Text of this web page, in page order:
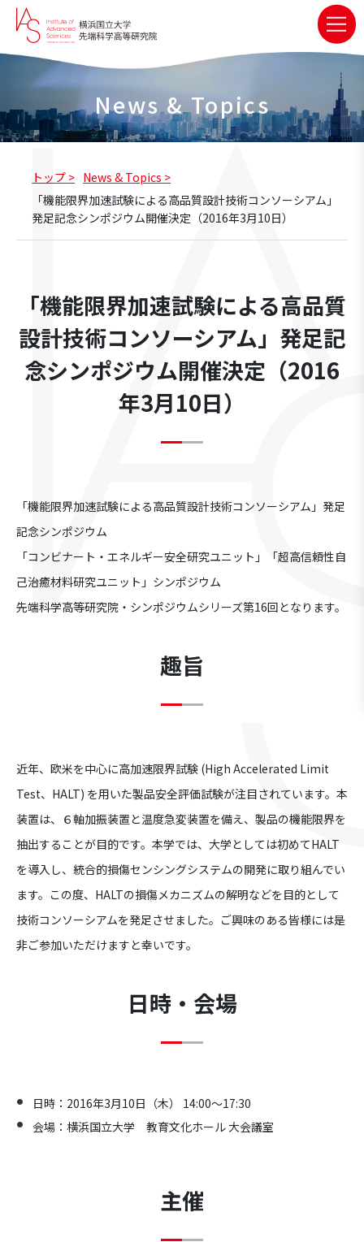
News & Topics
トップ
News & Topics
「機能限界加速試験による高品質設計技術コンソーシアム」
発足記念シンポジウム開催決定（2016年3月10日）
「機能限界加速試験による高品質
設計技術コンソーシアム」発足記
念シンポジウム開催決定（2016
年3月10日）
「機能限界加速試験による高品質設計技術コンソーシアム」発足
記念シンポジウム
「コンビナート・エネルギー安全研究ユニット」「超高信頼性自
己治癒材料研究ユニット」シンポジウム
先端科学高等研究院・シンポジウムシリーズ第16回となります。
趣旨
近年、欧米を中心に高加速限界試験 (High Accelerated Limit
Test、HALT) を用いた製品安全評価試験が注目されています。本
装置は、６軸加振装置と温度急変装置を備え、製品の機能限界を
抽出することが目的です。本学では、大学としては初めてHALT
を導入し、統合的損傷センシングシステムの開発に取り組んでい
ます。この度、HALTの損傷メカニズムの解明などを目的として
技術コンソーシアムを発足させました。ご興味のある皆様には是
非ご参加いただけますと幸いです。
日時・会場
日時：2016年3月10日（木） 14:00～17:30
会場：横浜国立大学 教育文化ホール 大会議室
主催